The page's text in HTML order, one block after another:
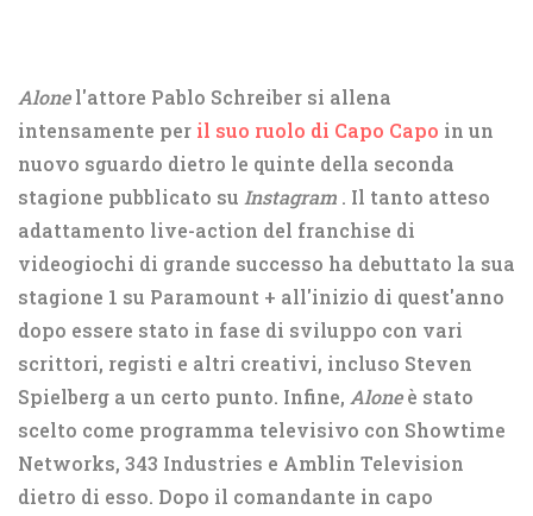
Alone l'attore Pablo Schreiber si allena
intensamente per il suo ruolo di Capo Capo in un
nuovo sguardo dietro le quinte della seconda
stagione pubblicato su Instagram . Il tanto atteso
adattamento live-action del franchise di
videogiochi di grande successo ha debuttato la sua
stagione 1 su Paramount + all'inizio di quest'anno
dopo essere stato in fase di sviluppo con vari
scrittori, registi e altri creativi, incluso Steven
Spielberg a un certo punto. Infine, Aloneè stato
scelto come programma televisivo con Showtime
Networks, 343 Industries e Amblin Television
dietro di esso. Dopo il comandante in capo